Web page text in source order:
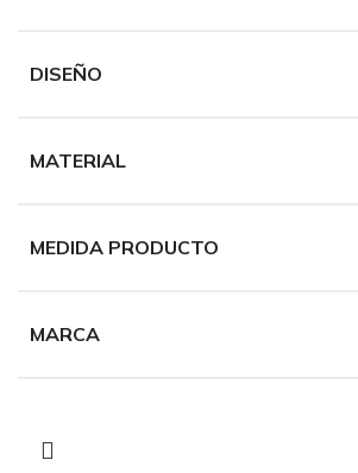
DISEÑO
MATERIAL
MEDIDA PRODUCTO
MARCA